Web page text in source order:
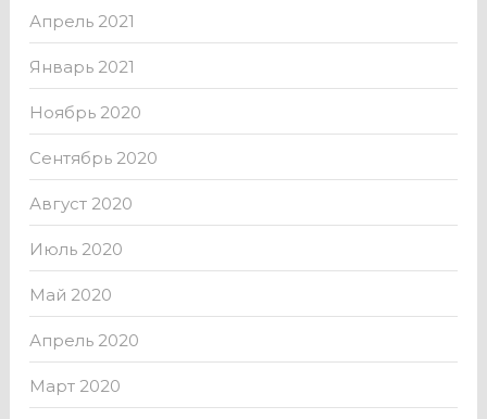
Апрель 2021
Январь 2021
Ноябрь 2020
Сентябрь 2020
Август 2020
Июль 2020
Май 2020
Апрель 2020
Март 2020